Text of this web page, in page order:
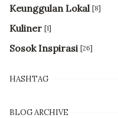
Keunggulan Lokal [8]
Kuliner [1]
Sosok Inspirasi [26]
HASHTAG
BLOG ARCHIVE